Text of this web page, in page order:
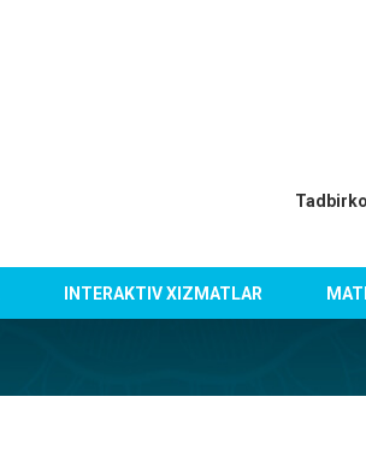
INTERAKTIV XIZMATLAR